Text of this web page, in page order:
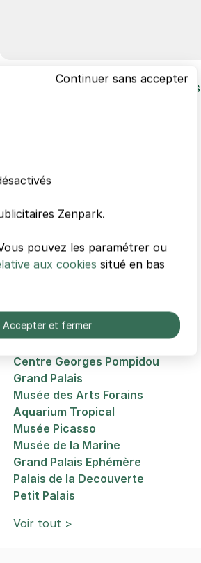
Autre lieux d'intérêts à Paris
Invalides
Avenue Joseph Bouvard
Hôtel Le Placide
Quai Anatole France
Autres musées de Paris
Centre Georges Pompidou
Grand Palais
Musée des Arts Forains
Aquarium Tropical
Musée Picasso
Musée de la Marine
Grand Palais Ephémère
Palais de la Decouverte
Petit Palais
Voir tout >
Continuer sans accepter
Zenpark.
pouvez les paramétrer ou
aux cookies situé en bas
Accepter et fermer